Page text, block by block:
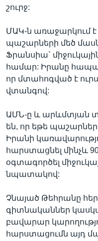
շուրջ:
ՄԱԿ-ն առաջարկում է
պաշարների մեծ
Ֆրանսիա`
համար: Իրանը
որ մտահոգված է
վտանգով:
ԱՄՆ-ը և արևմտյան
են, որ եթե
Իրանի
հարստացնել մինչև
օգտագործել
նպատակով:
Չնայած Թեհրանը
գիտնականներ
բավարար
հարստացումն այդ